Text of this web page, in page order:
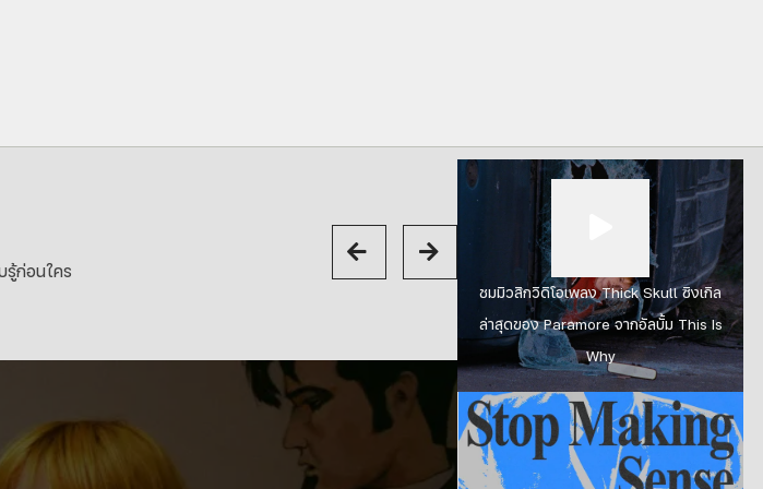
รู้ก่อนใคร
ชมมิวสิกวิดิโอเพลง Thick Skull ซิงเกิล
ล่าสุดของ Paramore จากอัลบั้ม This Is
Why